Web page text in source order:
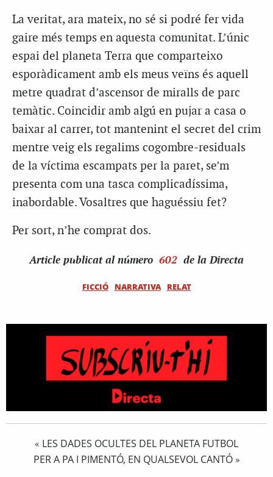
La veritat, ara mateix, no sé si podré fer vida
gaire més temps en aquesta comunitat. L’únic
espai del planeta Terra que comparteixo
esporàdicament amb els meus veïns és aquell
metre quadrat d’ascensor de miralls de parc
temàtic. Coincidir amb algú en pujar a casa o
baixar al carrer, tot mantenint el secret del crim
mentre veig els regalims cogombre-residuals
de la víctima escampats per la paret, se’m
presenta com una tasca complicadíssima,
inabordable. Vosaltres que haguéssiu fet?
Per sort, n’he comprat dos.
Article publicat al número 602 de la Directa
FICCIÓ NARRATIVA RELAT
« LES DADES OCULTES DEL PLANETA FUTBOL
PER A PA I PIMENTÓ, EN QUALSEVOL CANTÓ»